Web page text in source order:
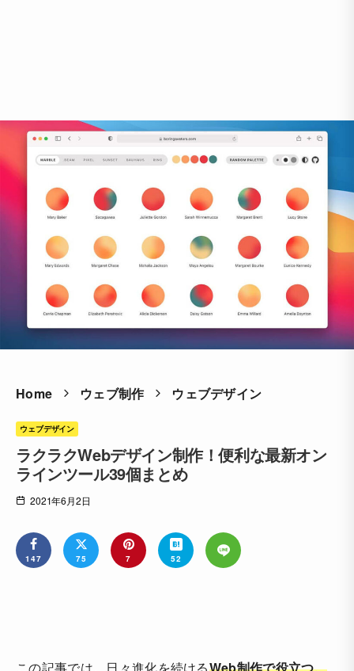
Home ウェブ制作 ウェブデザイン
ウェブデザイン
ラクラクWebデザイン制作！便利な最新オン
ラインツール39個まとめ
2021年6月2日
147 75 7 52